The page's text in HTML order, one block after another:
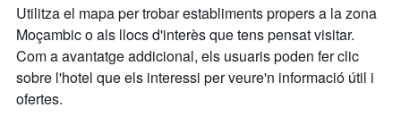
Utilitza el mapa per trobar establiments propers a la zona
Moçambic o als llocs d'interès que tens pensat visitar.
Com a avantatge addicional, els usuaris poden fer clic
sobre l'hotel que els interessi per veure'n informació útil i
ofertes.